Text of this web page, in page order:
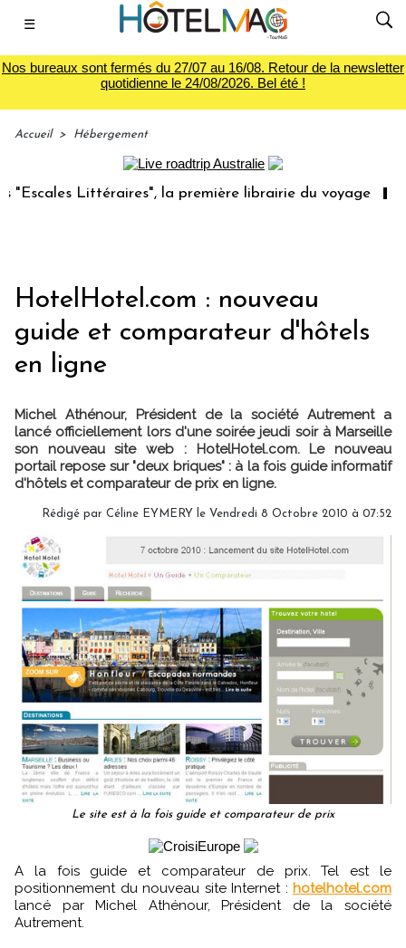
☰
Nos bureaux sont fermés du 27/07 au 16/08. Retour de la newsletter
quotidienne le 24/08/2026. Bel été !
Accueil > Hébergement
Littéraires", la première librairie du voyage Le
HotelHotel.com : nouveau
guide et comparateur d'hôtels
en ligne
Michel Athénour, Président de la société Autrement a
lancé officiellement lors d'une soirée jeudi soir à Marseille
son nouveau site web : HotelHotel.com. Le nouveau
portail repose sur "deux briques" : à la fois guide informatif
d'hôtels et comparateur de prix en ligne.
Rédigé par Céline EYMERY le Vendredi 8 Octobre 2010 à 07:52
Le site est à la fois guide et comparateur de prix
A la fois guide et comparateur de prix. Tel est le
positionnement du nouveau site Internet : hotelhotel.com
lancé par Michel Athénour, Président de la société
Autrement.